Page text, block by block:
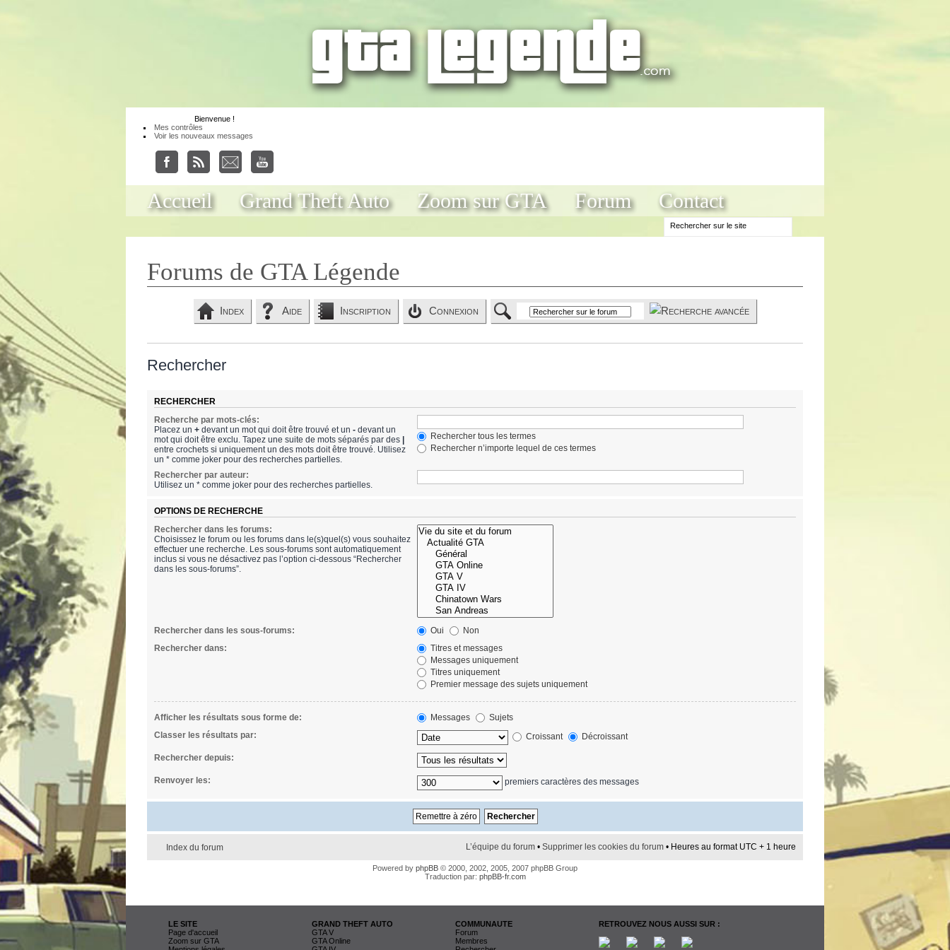
Bienvenue !
Mes contrôles
Voir les nouveaux messages
Accueil Grand Theft Auto Zoom sur GTA Forum Contact
Forums de GTA Légende
Index Aide Inscription Connexion
Rechercher
RECHERCHER
Recherche par mots-clés:
Placez un + devant un mot qui doit être trouvé et un - devant un
mot qui doit être exclu. Tapez une suite de mots séparés par des
entre crochets si uniquement un des mots doit être trouvé. Utilisez
un * comme joker pour des recherches partielles.
Rechercher tous les termes
Rechercher n’importe lequel de ces termes
Rechercher par auteur:
Utilisez un * comme joker pour des recherches partielles.
OPTIONS DE RECHERCHE
Rechercher dans les forums:
Choisissez le forum ou les forums dans le(s)quel(s) vous souhaitez
effectuer une recherche. Les sous-forums sont automatiquement
inclus si vous ne désactivez pas l’option ci-dessous “Rechercher
dans les sous-forums”.
Rechercher dans les sous-forums: Oui
Non
Rechercher dans:
Titres et messages
Messages uniquement
Titres uniquement
Premier message des sujets uniquement
Afficher les résultats sous forme de: Messages
Sujets
Classer les résultats par:
Croissant Décroissant
Rechercher depuis:
Renvoyer les: premiers caractères des messages
Index du forum L’équipe du forum • Supprimer les cookies du forum • Heures au format UTC + 1 heure
Powered by phpBB © 2000, 2002, 2005, 2007 phpBB Group
Traduction par: phpBB-fr.com
LE SITE
Page d'accueil
Zoom sur GTA
GRAND THEFT AUTO
GTA V
GTA Online
COMMUNAUTE
Forum
Membres
RETROUVEZ NOUS AUSSI SUR :